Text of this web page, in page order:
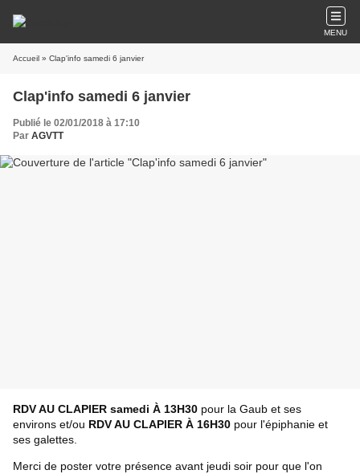
MENU
Accueil » Clap'info samedi 6 janvier
Clap'info samedi 6 janvier
Publié le 02/01/2018 à 17:10
Par AGVTT
RDV AU CLAPIER samedi À 13H30 pour la Gaub et ses
environs et/ou RDV AU CLAPIER À 16H30 pour l'épiphanie et
ses galettes.
Merci de poster votre présence avant jeudi soir pour que l'on